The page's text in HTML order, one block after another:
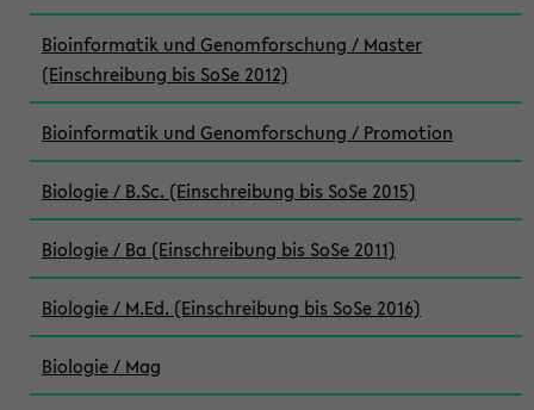
Bioinformatik und Genomforschung / Master
(Einschreibung bis SoSe 2012)
Bioinformatik und Genomforschung / Promotion
Biologie / B.Sc. (Einschreibung bis SoSe 2015)
Biologie / Ba (Einschreibung bis SoSe 2011)
Biologie / M.Ed. (Einschreibung bis SoSe 2016)
Biologie / Mag